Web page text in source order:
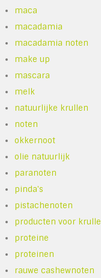
maca
macadamia
macadamia noten
make up
mascara
melk
natuurlijke krullen
noten
okkernoot
olie natuurlijk
paranoten
pinda's
pistachenoten
producten voor
proteine
proteinen
rauwe cashewnoten